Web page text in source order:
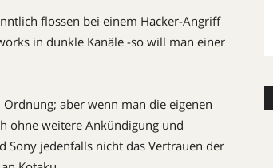
flossen bei einem Hacker-Angriff
in dunkle Kanäle -so will man einer
aber wenn man die eigenen
ohne weitere Ankündigung und
Sony jedenfalls nicht das Vertrauen der